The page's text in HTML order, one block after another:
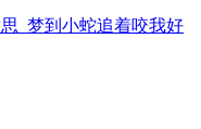
_梦到小蛇追着咬我好